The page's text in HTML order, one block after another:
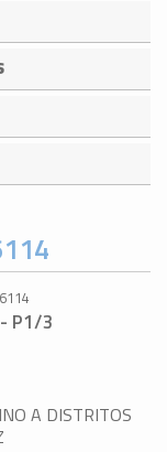
P1/3
A DISTRITOS